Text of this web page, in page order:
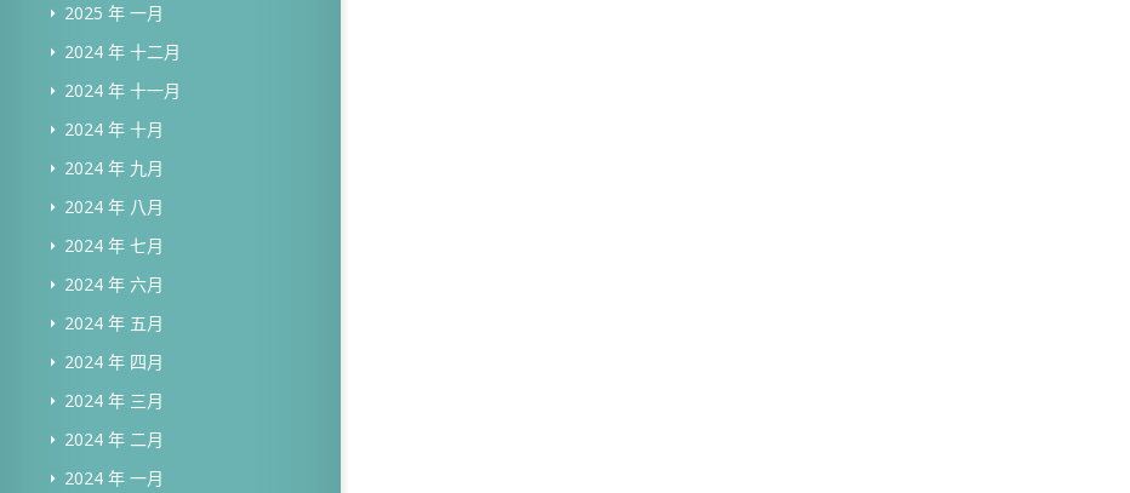
2025 年 一月
2024 年 十二月
2024 年 十一月
2024 年 十月
2024 年 九月
2024 年 八月
2024 年 七月
2024 年 六月
2024 年 五月
2024 年 四月
2024 年 三月
2024 年 二月
2024 年 一月